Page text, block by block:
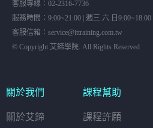
客服專線：02-2316-7736
服務時間：9:00~21:00 | 週三.六.日9:00~18:00
客服信箱：service@ittraining.com.tw
© Copyright 艾鍗學院. All Rights Reserved
關於我們
關於艾鍗
課程幫助
課程許願